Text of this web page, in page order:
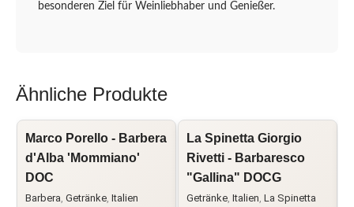
besonderen Ziel für Weinliebhaber und Genießer.
Ähnliche Produkte
Marco Porello - Barbera
d'Alba 'Mommiano'
DOC
Barbera, Getränke, Italien
La Spinetta Giorgio
Rivetti - Barbaresco
"Gallina" DOCG
Getränke, Italien, La Spinetta